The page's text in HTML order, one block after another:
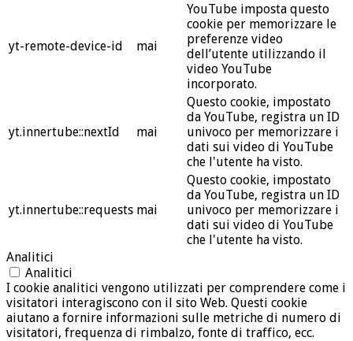
yt-remote-device-id mai
YouTube imposta questo
cookie per memorizzare le
preferenze video
dell’utente utilizzando il
video YouTube
incorporato.
yt.innertube::nextId mai
Questo cookie, impostato
da YouTube, registra un ID
univoco per memorizzare i
dati sui video di YouTube
che l'utente ha visto.
yt.innertube::requests mai
Questo cookie, impostato
da YouTube, registra un ID
univoco per memorizzare i
dati sui video di YouTube
che l'utente ha visto.
Analitici
Analitici
I cookie analitici vengono utilizzati per comprendere come i
visitatori interagiscono con il sito Web. Questi cookie
aiutano a fornire informazioni sulle metriche di numero di
visitatori, frequenza di rimbalzo, fonte di traffico, ecc.